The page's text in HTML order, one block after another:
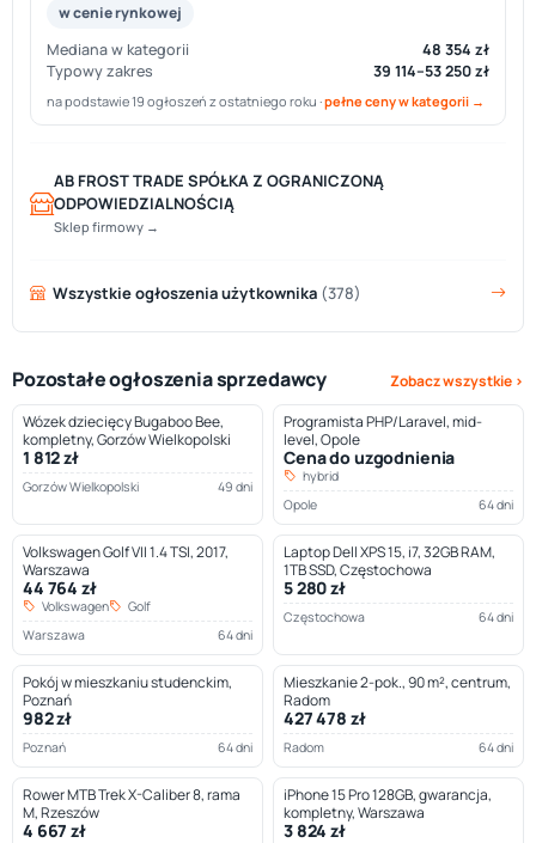
w cenie rynkowej
Mediana w kategorii
48 354 zł
Typowy zakres
39 114–53 250 zł
na podstawie 19 ogłoszeń z ostatniego roku ·pełne ceny w kategorii →
AB FROST TRADE SPÓŁKA Z OGRANICZONĄ
ODPOWIEDZIALNOŚCIĄ
Sklep firmowy →
Wszystkie ogłoszenia użytkownika (378)
Pozostałe ogłoszenia sprzedawcy
Zobacz wszystkie ›
Wózek dziecięcy Bugaboo Bee,
kompletny, Gorzów Wielkopolski
1 812 zł
Gorzów Wielkopolski 49 dni
Programista PHP/Laravel, mid-
level, Opole
Cena do uzgodnienia
hybrid
Opole
64 dni
Volkswagen Golf VII 1.4 TSI, 2017,
Warszawa
44 764 zł
Volkswagen
Golf
Warszawa
64 dni
Laptop Dell XPS 15, i7, 32GB RAM,
1TB SSD, Częstochowa
5 280 zł
Częstochowa 64 dni
Pokój w mieszkaniu studenckim,
Poznań
982 zł
Poznań 64 dni
Mieszkanie 2-pok., 90 m², centrum,
Radom
427 478 zł
Radom 64 dni
Rower MTB Trek X-Caliber 8, rama
M, Rzeszów
4 667 zł
iPhone 15 Pro 128GB, gwarancja,
kompletny, Warszawa
3 824 zł